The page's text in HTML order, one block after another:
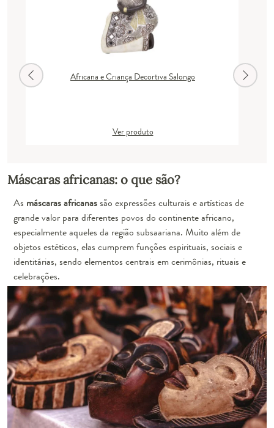
Africana e Criança Decortiva Salongo
Ver produto
Máscaras africanas: o que são?
As máscaras africanassão expressões culturais e artísticas de
grande valor para diferentes povos do continente africano,
especialmente aqueles da região subsaariana. Muito além de
objetos estéticos, elas cumprem funções espirituais, sociais e
identitárias, sendo elementos centrais em cerimônias, rituais e
celebrações.